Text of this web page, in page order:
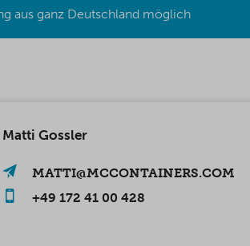
aus ganz Deutschland möglich
Matti Gossler
MATTI@MCCONTAINERS.COM
+49 172 41 00 428